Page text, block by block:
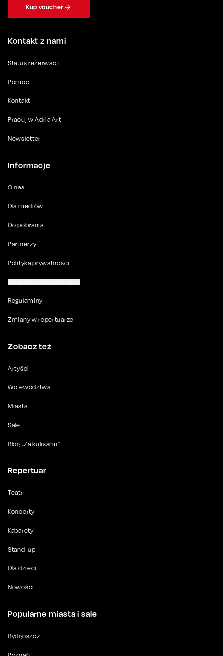
Kontakt z nami
Status rezerwacji
Pomoc
Kontakt
Pracuj w Adria Art
Newsletter
Informacje
O nas
Dla mediów
Do pobrania
Partnerzy
Polityka prywatności
Regulaminy
Zmiany w repertuarze
Zobacz też
Artyści
Województwa
Miasta
Sale
Blog „Za kulisami”
Repertuar
Teatr
Koncerty
Kabarety
Stand-up
Dla dzieci
Nowości
Popularne miasta i sale
Bydgoszcz
Kup voucher